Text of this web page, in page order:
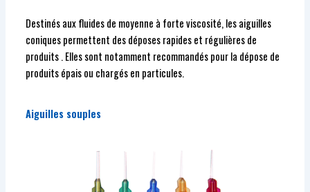
Destinés aux fluides de moyenne à forte viscosité, les aiguilles
coniques permettent des déposes rapides et régulières de
produits . Elles sont notamment recommandés pour la dépose de
produits épais ou chargés en particules.
Aiguilles souples